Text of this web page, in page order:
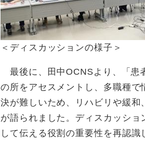
＜ディスカッションの様子＞
最後に、田中OCNSより、「患
の所をアセスメントし、多職種
決が難しいため、リハビリや緩
が語られました。ディスカッシ
して伝える役割の重要性を再認